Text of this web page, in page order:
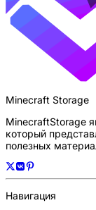
Minecraft Storage
MinecraftStorage
который
полезных
Навигация